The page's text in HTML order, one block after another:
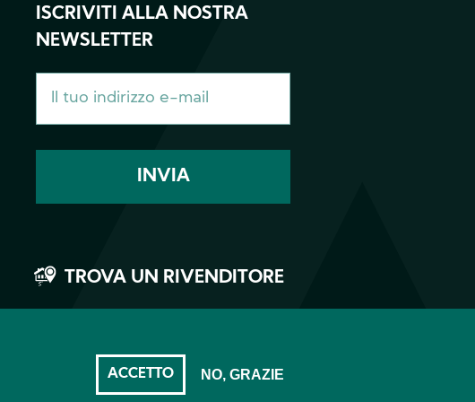
TROVA UN RIVENDITORE
ISCRIVITI ALLA NOSTRA
NEWSLETTER
ACCETTO NO, GRAZIE